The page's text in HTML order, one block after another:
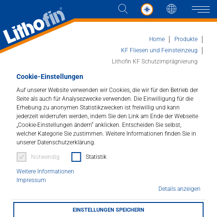
Cookie-Einstellungen
Auf unserer Website verwenden wir Cookies, die wir für den Betrieb der
Seite als auch für Analysezwecke verwenden. Die Einwilligung für die
Erhebung zu anonymen Statistikzwecken ist freiwillig und kann
jederzeit widerrufen werden, indem Sie den Link am Ende der Webseite
„Cookie-Einstellungen ändern“ anklicken. Entscheiden Sie selbst,
welcher Kategorie Sie zustimmen. Weitere Informationen finden Sie in
unserer Datenschutzerklärung.
Notwendig Statistik
Weitere Informationen
Impressum
Details anzeigen
EINSTELLUNGEN SPEICHERN
Sprache
Produkte
Lösungen
Aktuelles
Kontakt
Home
Produkte
KF Fliesen und Feinsteinzeug
Lithofin KF Schutzimprägnierung
Lithofin KF Schutzimprägnierung
Imprägnierung für Keramikfliesen.
Artikelnummer : 183
Wassergelöste Imprägnierung mit hohem
Eindringvermögen speziell zur Erstbehandlung neuer
unglasierter Keramikoberflächen. Die wasser- und
ölabweisende Wirkung schützt weitgehend vor Flecken,
verringert die Verschmutzung und erleichtert die
Unterhaltspflege. Verarbeitung auch in bewohnten